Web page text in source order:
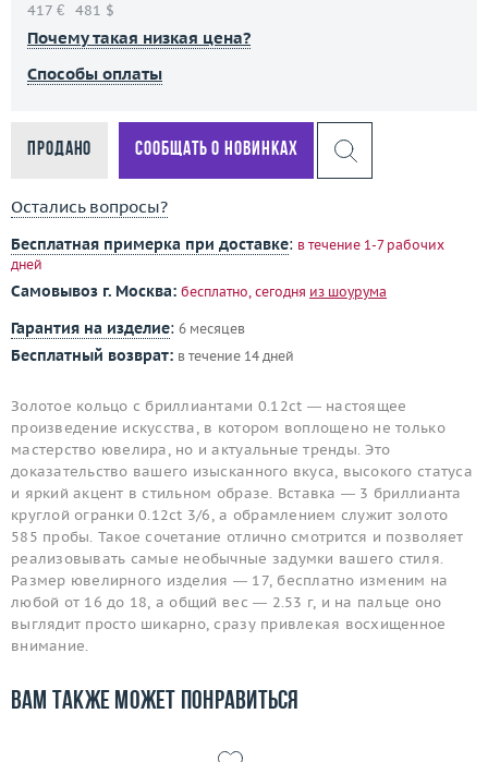
417 € 481 $
Почему такая низкая цена?
Способы оплаты
Продано Сообщать о новинках
Остались вопросы?
Бесплатная примерка при доставке: в течение 1-7 рабочих
дней
Самовывоз г. Москва: бесплатно, сегодня из шоурума
Гарантия на изделие: 6 месяцев
Бесплатный возврат: в течение 14 дней
Золотое кольцо с бриллиантами 0.12ct — настоящее
произведение искусства, в котором воплощено не только
мастерство ювелира, но и актуальные тренды. Это
доказательство вашего изысканного вкуса, высокого статуса
и яркий акцент в стильном образе. Вставка — 3 бриллианта
круглой огранки 0.12ct 3/6, а обрамлением служит золото
585 пробы. Такое сочетание отлично смотрится и позволяет
реализовывать самые необычные задумки вашего стиля.
Размер ювелирного изделия — 17, бесплатно изменим на
любой от 16 до 18, а общий вес — 2.53 г, и на пальце оно
выглядит просто шикарно, сразу привлекая восхищенное
внимание.
Вам также может понравиться